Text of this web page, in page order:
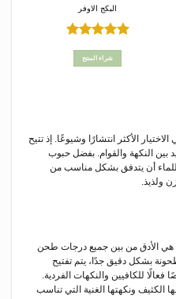
البكج الاوفر
تم التقييم
من 5
شراء المنتج
الأكثر انتشارًا وشيوعًا. إذ تتيح
بين النكهة والقوام. بفضل حبوب
أن يتدفق بشكل مناسب من
ولذيذ.
هي الأدق من بين جميع درجات طحن
بشكل دقيق جدًا، يتم تفتيح
فعالًا للكافيين والنكهات الفردية.
الكثيف ونكهتها الغنية التي تناسب